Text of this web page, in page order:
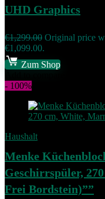
UHD Graphics
€1,299.00 Original price
€1,099.00.
Zum Shop
- 100%
Haushalt
Menke
Geschirrspüler,
Frei Bordstein)””